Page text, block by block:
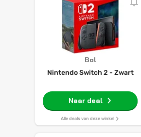
Bol
Nintendo Switch 2 - Zwart
Naar deal
Alle deals van deze winkel